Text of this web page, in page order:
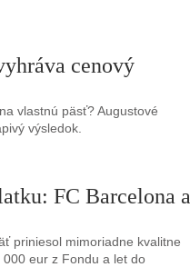
cenový
vlastnú päsť? Augustové
výsledok.
FC Barcelona a
priniesol mimoriadne kvalitne
eur z Fondu a let do